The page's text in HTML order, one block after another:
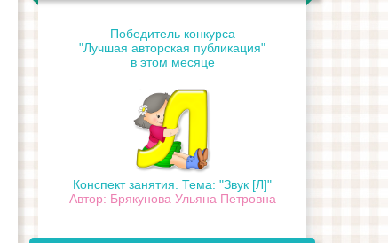
Победитель конкурса
"Лучшая авторская публикация"
в этом месяце
Конспект занятия. Тема: "Звук [Л]"
Автор: Брякунова Ульяна Петровна